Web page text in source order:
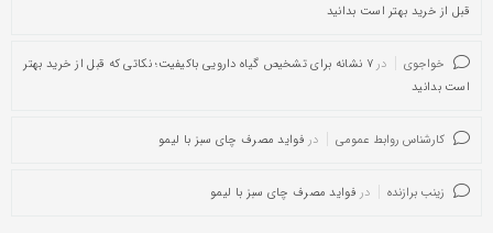
قبل از خرید بهتر است بدانید
خواجوی در
۷ نشانه برای تشخیص گیاه دارویی باکیفیت؛ نکاتی که قبل از خرید بهتر
است بدانید
کارشناس روابط عمومی در فواید مصرف چای سبز با لیمو
زینب برازنده در فواید مصرف چای سبز با لیمو